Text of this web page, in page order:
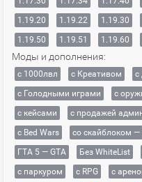
1.19.20
1.19.22 1.19.30
1.19.50
1.19.51 1.19.60
Моды и дополнения:
с 1000лвл c Креативом с
с Голодными играми
с
с кейсами
с продажей
с Bed Wars
со скайблоком —
ГТА 5 — GTA
Без WhiteList
с паркуром
с RPG с